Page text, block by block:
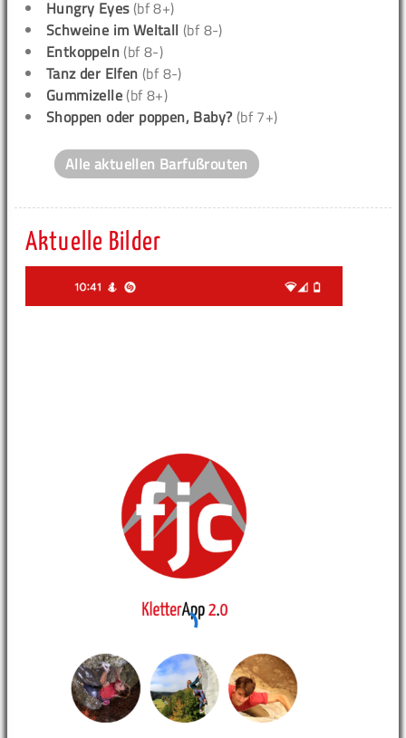
Hungry Eyes(bf 8+)
Schweine im Weltall (bf 8-)
Entkoppeln (bf 8-)
Tanz der Elfen (bf 8-)
Gummizelle (bf 8+)
Shoppen oder poppen, Baby? (bf 7+)
Alle aktuellen Barfußrouten
Aktuelle Bilder